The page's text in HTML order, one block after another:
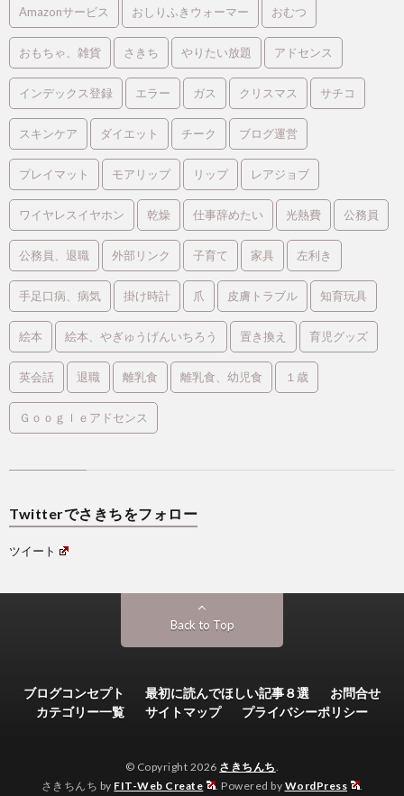
Amazonサービス おしりふきウォーマー おむつ
おもちゃ、雑貨 さきち やりたい放題 アドセンス
インデックス登録 エラー ガス クリスマス サチコ
スキンケア ダイエット チーク ブログ運営
プレイマット モアリップ リップ レアジョブ
ワイヤレスイヤホン 乾燥 仕事辞めたい 光熱費 公務員
公務員、退職 外部リンク 子育て 家具 左利き
手足口病、病気 掛け時計 爪 皮膚トラブル 知育玩具
絵本 絵本、やぎゅうげんいちろう 置き換え 育児グッズ
英会話 退職 離乳食 離乳食、幼児食 １歳
Ｇｏｏｇｌｅアドセンス
Twitterでさきちをフォロー
ツイート
Back to Top
ブログコンセプト 最初に読んでほしい記事８選
お問合せ
カテゴリー一覧
サイトマップ プライバシーポリシー
© Copyright 2026 さきちんち.
さきちんち by FIT-Web Create . Powered by WordPress .